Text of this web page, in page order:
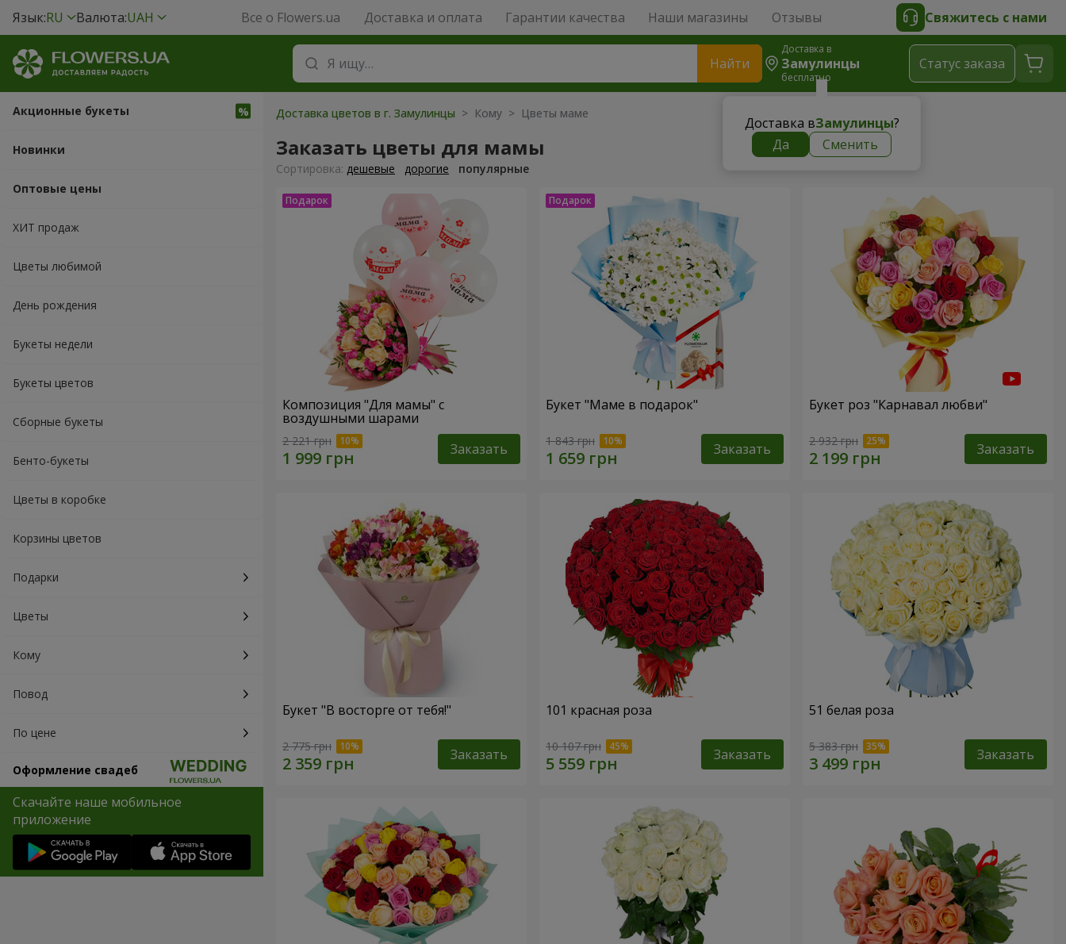
Язык:RU Валюта:UAH Все о Flowers.ua Доставка и оплата Гарантии качества Наши магазины Отзывы Свяжитесь с нами
Найти
Доставка в
Замулинцы
бесплатно
Доставка вЗамулинцы?
Да
Сменить
Cтатус заказа
Акционные букеты
Новинки
Оптовые цены
ХИТ продаж
Цветы любимой
День рождения
Букеты недели
Букеты цветов
Сборные букеты
Бенто-букеты
Цветы в коробке
Корзины цветов
Подарки
Цветы
Кому
Повод
По цене
Оформление свадеб
Скачайте наше мобильное
приложение
Доставка цветов в г. Замулинцы > Кому > Цветы маме
Заказать цветы для мамы
Cортировка: дешевые дорогие популярные
Композиция "Для мамы" с
воздушными шарами
2 221 грн Заказать
Букет "Маме в подарок"
1 843 грн Заказать
Букет роз "Карнавал любви"
2 932 грн Заказать
Букет "В восторге от тебя!"
2 775 грн Заказать
101 красная роза
10 107 грн Заказать
51 белая роза
5 383 грн Заказать